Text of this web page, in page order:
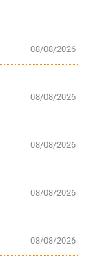
08/08/2026
08/08/2026
08/08/2026
08/08/2026
08/08/2026